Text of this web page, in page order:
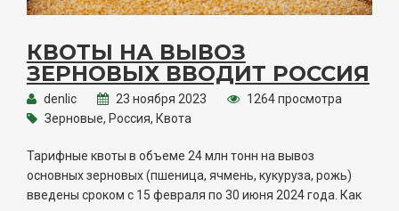
КВОТЫ НА ВЫВОЗ
ЗЕРНОВЫХ ВВОДИТ РОССИЯ
denlic 23 ноября 2023
1264 просмотра
Зерновые, Россия, Квота
Тарифные квоты в объеме 24 млн тонн на вывоз
основных зерновых (пшеница, ячмень, кукуруза, рожь)
введены сроком с 15 февраля по 30 июня 2024 года. Как